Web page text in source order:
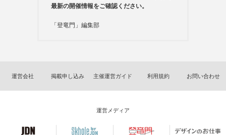
最新の開催情報をご確認ください。
「登竜門」編集部
運営会社 掲載申し込み 主催運営ガイド 利用規約 お問い合わせ
運営メディア